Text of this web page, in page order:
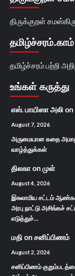
திருக்குறள்
தமிழ்ச்சரம் பற்றி
உங்கள் கருத்து
எஸ். பாயிஸா அலி on
August 7, 2026
அருமையான கதை
வாழ்த்துக்கள்
திலகா on முள்
August 4, 2026
இசுலாமிய சட்டம்
அரபு நாட்டு அசிங்கச்
எடுத்துச்…
மதி on சனிப்பிணம்
August 2, 2026
சனிப்பிணம்